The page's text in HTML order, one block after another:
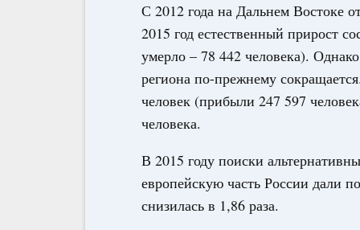
С 2012 года на Дальнем Востоке
2015 год естественный прирост
умерло – 78 442 человека).
региона по-прежнему
человек (прибыли 247 597
человека.
В 2015 году поиски
европейскую часть России дали
снизилась в 1,86 раза.